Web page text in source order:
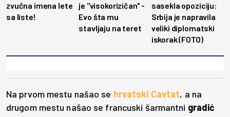
zvučna imena lete
sa liste!
je ''visokorizičan'' -
Evo šta mu
stavljaju na teret
sasekla opoziciju:
Srbija je napravila
veliki diplomatski
iskorak (FOTO)
Na prvom mestu našao se hrvatski Cavtat, a na
drugom mestu našao se francuski šarmantni gradić